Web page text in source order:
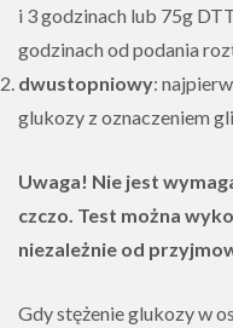
i 3 godzinach lub 75g
godzinach od podania
dwustopniowy:
glukozy z oznaczeniem
Uwaga! Nie jest
czczo. Test można
niezależnie od
Gdy stężenie glukozy w